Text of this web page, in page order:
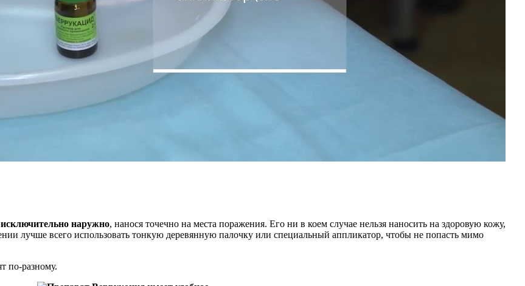
наружно, нанося точечно на места поражения. Его ни в коем случае нельзя наносить на здоровую кожу,
лучше всего использовать тонкую деревянную палочку или специальный аппликатор, чтобы не попасть мимо
по-разному.